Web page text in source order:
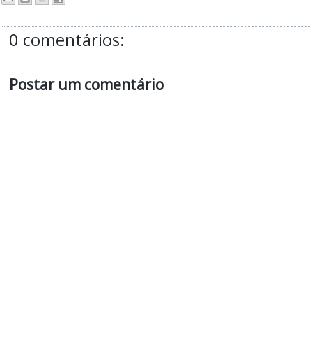
0 comentários:
Postar um comentário